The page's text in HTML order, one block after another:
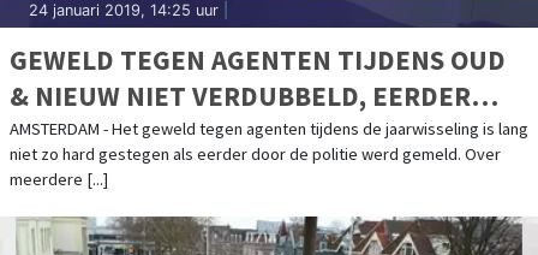
24 januari 2019, 14:25 uur
GEWELD TEGEN AGENTEN TIJDENS OUD
& NIEUW NIET VERDUBBELD, EERDER
VERMINDERD
AMSTERDAM - Het geweld tegen agenten tijdens de jaarwisseling is lang
niet zo hard gestegen als eerder door de politie werd gemeld. Over
meerdere [...]